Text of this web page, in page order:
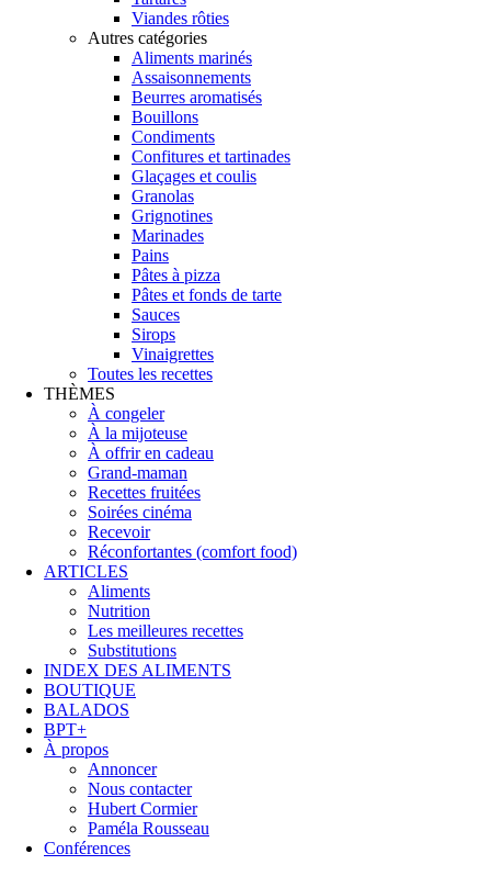
Viandes rôties
Autres catégories
Aliments marinés
Assaisonnements
Beurres aromatisés
Bouillons
Condiments
Confitures et tartinades
Glaçages et coulis
Granolas
Grignotines
Marinades
Pains
Pâtes à pizza
Pâtes et fonds de tarte
Sauces
Sirops
Vinaigrettes
Toutes les recettes
THÈMES
À congeler
À la mijoteuse
À offrir en cadeau
Grand-maman
Recettes fruitées
Soirées cinéma
Recevoir
Réconfortantes (comfort food)
ARTICLES
Aliments
Nutrition
Les meilleures recettes
Substitutions
INDEX DES ALIMENTS
BOUTIQUE
BALADOS
BPT+
À propos
Annoncer
Nous contacter
Hubert Cormier
Paméla Rousseau
Conférences